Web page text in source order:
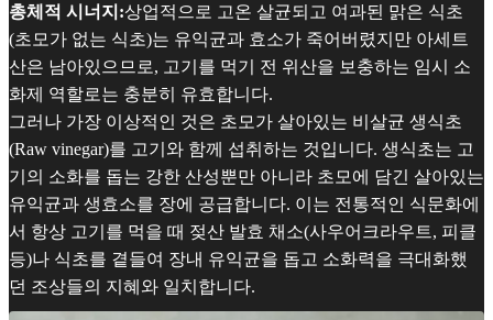
총체적 시너지:상업적으로 고온 살균되고 여과된 맑은 식초
(초모가 없는 식초)는 유익균과 효소가 죽어버렸지만 아세트
산은 남아있으므로, 고기를 먹기 전 위산을 보충하는 임시 소
화제 역할로는 충분히 유효합니다.
그러나 가장 이상적인 것은 초모가 살아있는 비살균 생식초
(Raw vinegar)를 고기와 함께 섭취하는 것입니다. 생식초는 고
기의 소화를 돕는 강한 산성뿐만 아니라 초모에 담긴 살아있는
유익균과 생효소를 장에 공급합니다. 이는 전통적인 식문화에
서 항상 고기를 먹을 때 젖산 발효 채소(사우어크라우트, 피클
등)나 식초를 곁들여 장내 유익균을 돕고 소화력을 극대화했
던 조상들의 지혜와 일치합니다.